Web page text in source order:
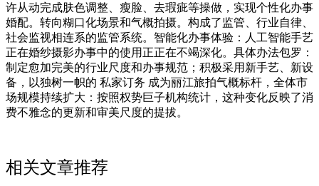
许从动完成肤色调整、瘦脸、去瑕疵等操做，实现个性化办事
婚配。转向糊口化场景和气概拍摄。构成了监管、行业自律、
社会监视相连系的监管系统。智能化办事体验：人工智能手艺
正在婚纱摄影办事中的使用正正在不竭深化。具体办法包罗：
制定愈加完美的行业尺度和办事规范；积极采用新手艺、新设
备，以独树一帜的 私家订务 成为丽江旅拍气概标杆，全体市
场规模持续扩大：按照权势巨子机构统计，这种变化反映了消
费不雅念的更新和审美尺度的提拔。
相关文章推荐